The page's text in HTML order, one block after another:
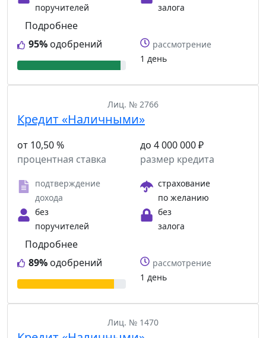
поручителей
залога
95% одобрений
Подробнее
рассмотрение
1 день
Лиц. № 2766
Кредит «Наличными»
от 10,50 %
процентная ставка
до 4 000 000 ₽
размер кредита
подтверждение
дохода
страхование
по желанию
без
поручителей
без
залога
89% одобрений
Подробнее
рассмотрение
1 день
Лиц. № 1470